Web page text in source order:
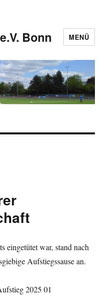
Bonn MENÜ
eingetütet war, stand nach
Aufstiegssause an.